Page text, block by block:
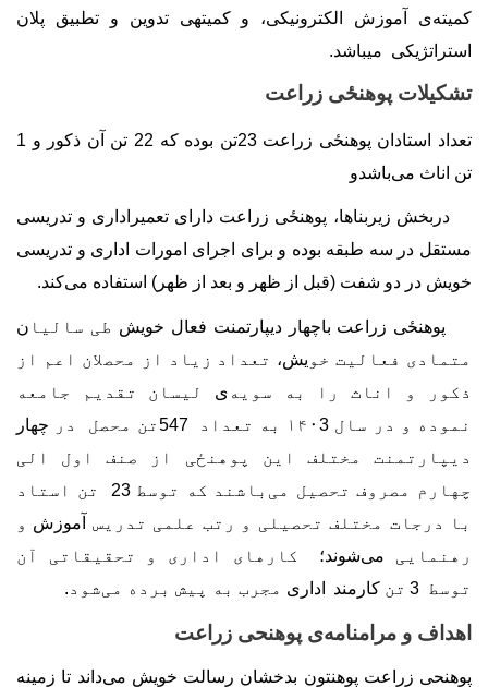
کمیتهی آموزش الکترونیکی، و کمیته‏ی تدوین و تطبیق پلان
استراتژیکی می‏باشد.
تشکیلات پوهنځی زراعت
تعداد استادان پوهنځی زراعت23
تن بوده که 22 تن آن ذکور و 1
تن اناث میباشدو
دربخش زیربناها، پوهنځی زراعت دارای تعمیراداری و تدریسی
مستقل در سه طبقه بوده و برای اجرای امورات اداری و تدریسی
خویش در دو شفت (قبل از ظهر و بعد از ظهر) استفاده می‌کند.
پوهنځی زراعت باچهار دیپارتمنت فعال خویش طی سالیا ن
متمادی فعالیت خو یش، تعداد زیاد از محصلان اعم از
ذکور و اناث را به سویه ی لیسان تقدیم جامعه
نموده و در سال ۱۴۰ 3 به تعداد 547تن محصل در چهار
دیپارتمنت مختلف این پوهنځی از صنف اول الی
چهارم مصروف تحصیل می باشند که توسط23 تن استاد
با درجات مختلف تحصیلی و رتب علمی تدریس آموزش و
رهنمایی میشوند؛ کارهای اداری و تحقیقاتی آن
توسط 3 تن کارمند اداری مجرب به پیش برده میشود .
اهداف و مرامنامهی پوهنحی زراعت
پوهنحی زراعت پوهنتون بدخشان رسالت خویش میداند تا زمینه